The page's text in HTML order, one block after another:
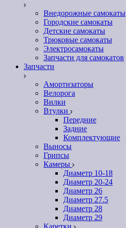
Внедорожные самокаты
Городские самокаты
Детские самокаты
Трюковые самокаты
Электросамокаты
Запчасти для самокатов
Запчасти
Амортизаторы
Велорога
Вилки
Втулки
Передние
Задние
Комплектующие
Выносы
Грипсы
Камеры
Диаметр 10-18
Диаметр 20-24
Диаметр 26
Диаметр 27.5
Диаметр 28
Диаметр 29
Каретки